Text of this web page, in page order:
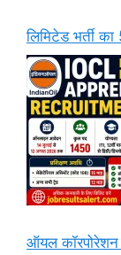
लिमिटेड भर्ती
ऑयल कॉरपोरेशन